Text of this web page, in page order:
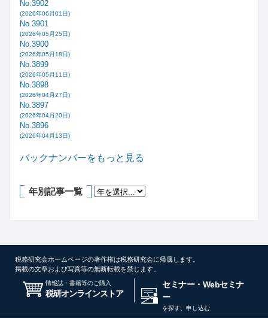
No.3902
(2026年06月01日)
No.3901
(2026年05月25日)
No.3900
(2026年05月18日)
No.3899
(2026年05月11日)
No.3898
(2026年04月27日)
No.3897
(2026年04月20日)
No.3896
(2026年04月13日)
バックナンバーをもっと見る
年別記事一覧
税務研究会ホームページの著作権は税務研究会に帰属します。
掲載の文章および写真等の無断転載を禁じます。
情報誌・書籍等のご購入
税研オンラインストア
セミナー・Webセミナ
ー
を探す、申し込む